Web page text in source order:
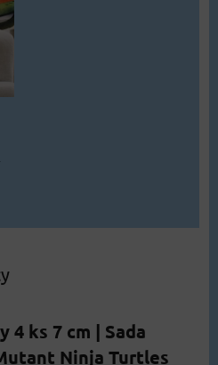
4 ks 7 cm | Sada
Ninja Turtles